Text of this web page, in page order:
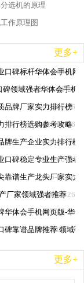
选机的原理
作原理图
更多+
2026-06-26
碑标杆华体会手机网
2026-06-26
领域强者华体会手机
2026-06-26
品牌厂家实力排行榜
2026-06-26
排行榜选购参考攻略
2026-06-26
生产企业实力排行榜
2026-06-26
口碑稳定专业生产强者
2026-06-26
靠谱生产龙头厂家实力
2026-06-26
厂家领域强者推荐
2026-06-26
体会手机网页版-华
2026-06-26
靠谱品牌推荐 领域
更多+